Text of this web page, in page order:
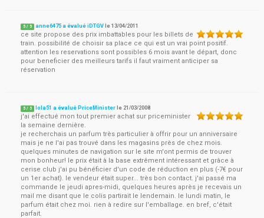
5 / 5 anne6475 a évalué iDTGV le13/04/2011
ce site propose des prix imbattables pour les billets de
train. possibilité de choisir sa place ce qui est un vrai point positif.
attention les reservations sont possibles 6 mois avant le départ, donc
pour beneficier des meilleurs tarifs il faut vraiment anticiper sa
réservation
5 / 5 lola51 a évalué PriceMinister le 21/03/2008
j'ai effectué mon tout premier achat sur priceminister
la semaine dernière.
je recherchais un parfum très particulier à offrir pour un anniversaire
mais je ne l'ai pas trouvé dans les magasins près de chez mois.
quelques minutes de navigation sur le site m'ont permis de trouver
mon bonheur! le prix était à la base extrêment intéressant et grâce à
cerise club j'ai pu bénéficier d'un code de réduction en plus (-7€ pour
un 1er achat). le vendeur était super... très bon contact. j'ai passé ma
commande le jeudi apres-midi, quelques heures après je recevais un
mail me disant que le colis partirait le lendemain. le lundi matin, le
parfum était chez moi. rien à redire sur l'emballage. en bref, c'était
parfait.